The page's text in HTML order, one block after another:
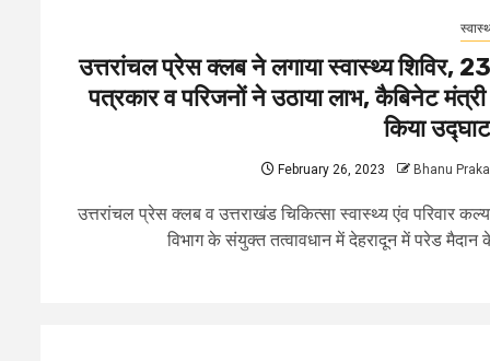
उत्तरांचल प्रेस क्लब ने लगाया स्वास्थ्य शिविर,
पत्रकार व परिजनों ने उठाया लाभ, कैबिनेट
किया
February 26, 2023 Bhanu
उत्तरांचल प्रेस क्लब व उत्तराखंड चिकित्सा स्वास्थ्य एंव परिवार
विभाग के संयुक्त तत्वावधान में देहरादून में परेड मैदान